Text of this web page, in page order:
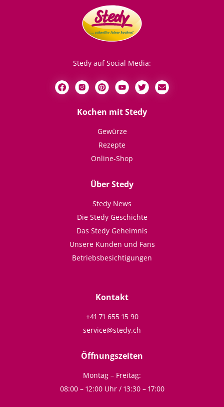
Stedy auf Social Media:
Kochen mit Stedy
Gewürze
Rezepte
Online-Shop
Über Stedy
Stedy News
Die Stedy Geschichte
Das Stedy Geheimnis
Unsere Kunden und Fans
Betriebsbesichtigungen
Kontakt
+41 71 655 15 90
service@stedy.ch
Öffnungszeiten
Montag – Freitag:
08:00 – 12:00 Uhr / 13:30 – 17:00